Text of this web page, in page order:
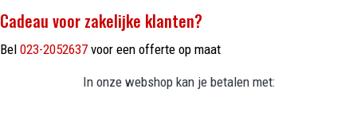
Cadeau voor zakelijke klanten?
Bel 023-2052637 voor een offerte op maat
In onze webshop kan je betalen met: